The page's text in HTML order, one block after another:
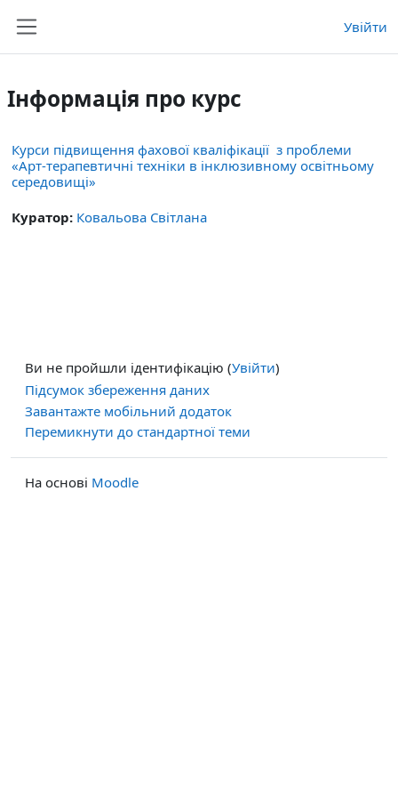
Увійти
Інформація про курс
Курси підвищення фахової кваліфікації з проблеми
«Арт-терапевтичні техніки в інклюзивному освітньому
середовищі»
Куратор: Ковальова Світлана
Ви не пройшли ідентифікацію (Увійти)
Підсумок збереження даних
Завантажте мобільний додаток
Перемикнути до стандартної теми
На основі Moodle